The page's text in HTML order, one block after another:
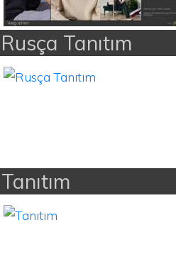
Rusça Tanıtım
Tanıtım